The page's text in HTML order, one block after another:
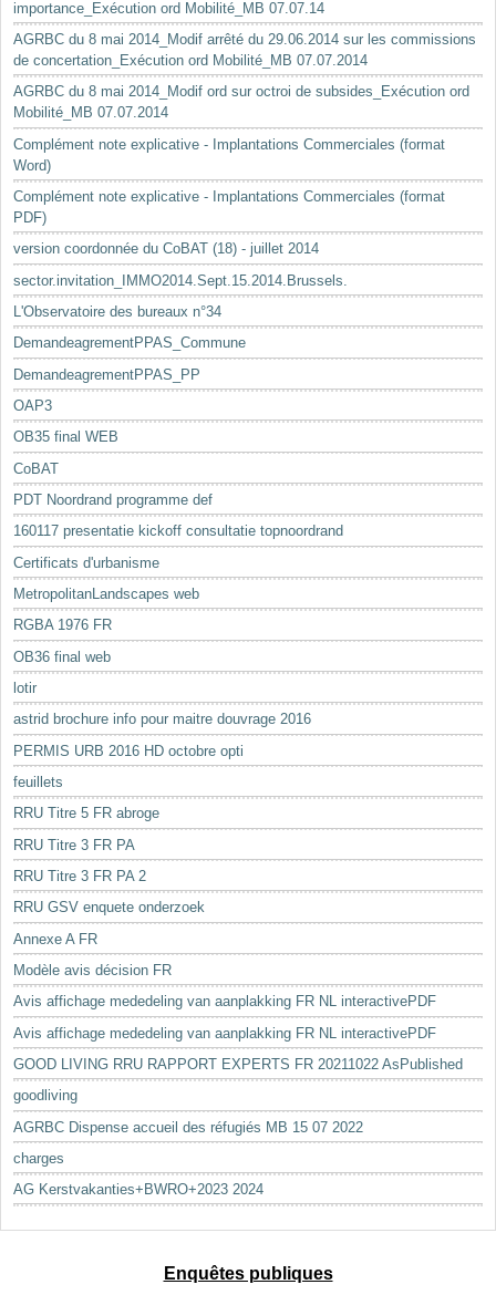
importance_Exécution ord Mobilité_MB 07.07.14
AGRBC du 8 mai 2014_Modif arrêté du 29.06.2014 sur les commissions
de concertation_Exécution ord Mobilité_MB 07.07.2014
AGRBC du 8 mai 2014_Modif ord sur octroi de subsides_Exécution ord
Mobilité_MB 07.07.2014
Complément note explicative - Implantations Commerciales (format
Word)
Complément note explicative - Implantations Commerciales (format
PDF)
version coordonnée du CoBAT (18) - juillet 2014
sector.invitation_IMMO2014.Sept.15.2014.Brussels.
L'Observatoire des bureaux n°34
DemandeagrementPPAS_Commune
DemandeagrementPPAS_PP
OAP3
OB35 final WEB
CoBAT
PDT Noordrand programme def
160117 presentatie kickoff consultatie topnoordrand
Certificats d'urbanisme
MetropolitanLandscapes web
RGBA 1976 FR
OB36 final web
lotir
astrid brochure info pour maitre douvrage 2016
PERMIS URB 2016 HD octobre opti
feuillets
RRU Titre 5 FR abroge
RRU Titre 3 FR PA
RRU Titre 3 FR PA 2
RRU GSV enquete onderzoek
Annexe A FR
Modèle avis décision FR
Avis affichage mededeling van aanplakking FR NL interactivePDF
Avis affichage mededeling van aanplakking FR NL interactivePDF
GOOD LIVING RRU RAPPORT EXPERTS FR 20211022 AsPublished
goodliving
AGRBC Dispense accueil des réfugiés MB 15 07 2022
charges
AG Kerstvakanties+BWRO+2023 2024
Enquêtes publiques